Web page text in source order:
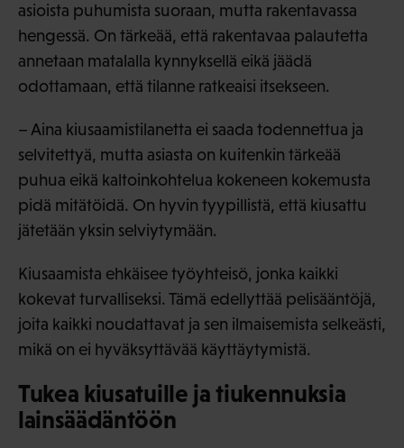
asioista puhumista suoraan, mutta rakentavassa
hengessä. On tärkeää, että rakentavaa palautetta
annetaan matalalla kynnyksellä eikä jäädä
odottamaan, että tilanne ratkeaisi itsekseen.
– Aina kiusaamistilanetta ei saada todennettua ja
selvitettyä, mutta asiasta on kuitenkin tärkeää
puhua eikä kaltoinkohtelua kokeneen kokemusta
pidä mitätöidä. On hyvin tyypillistä, että kiusattu
jätetään yksin selviytymään.
Kiusaamista ehkäisee työyhteisö, jonka kaikki
kokevat turvalliseksi. Tämä edellyttää pelisääntöjä,
joita kaikki noudattavat ja sen ilmaisemista selkeästi,
mikä on ei hyväksyttävää käyttäytymistä.
Tukea kiusatuille ja tiukennuksia
lainsäädäntöön